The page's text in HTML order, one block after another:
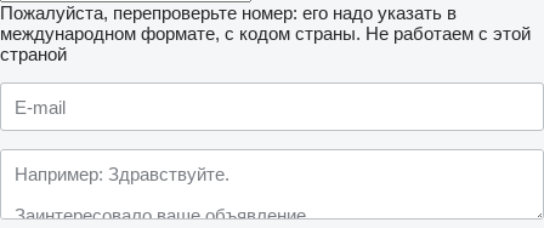
Пожалуйста, перепроверьте номер: его надо указать в
международном формате, с кодом страны. Не работаем с этой
страной